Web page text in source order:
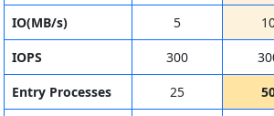
IO(MB/s) 5
IOPS
300
Entry Processes
25